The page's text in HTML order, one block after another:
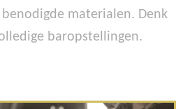
materialen. Denk
baropstellingen.